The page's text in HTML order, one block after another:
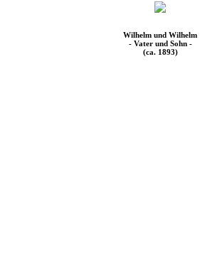
Wilhelm und Wilhelm
- Vater und Sohn -
(ca. 1893)